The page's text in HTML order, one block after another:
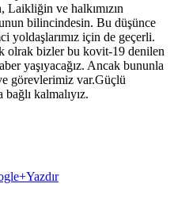
ve halkımızın
bilincindesin. Bu düşünce
yoldaşlarımız için de geçerli.
olrak bizler bu kovit-19 denilen
yaşıyacağız. Ancak bununla
görevlerimiz var.Güçlü
kalmalıyız.
Yazdır